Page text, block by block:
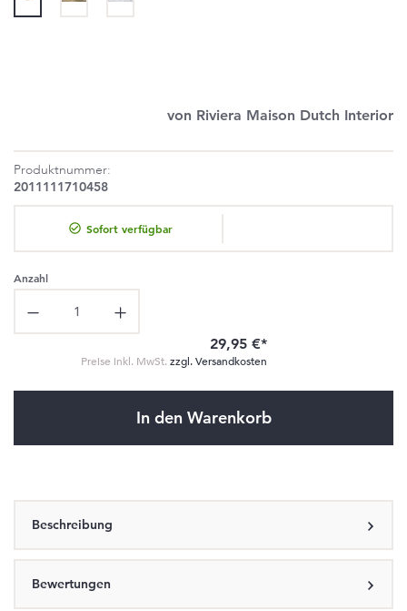
von Riviera Maison Dutch Interior
Produktnummer:
2011111710458
Sofort verfügbar
Anzahl
Produkt Anzahl: Gib den gewünschten Wert ein oder benutze die
29,95 €*
Preise inkl. MwSt. zzgl. Versandkosten
In den Warenkorb
Beschreibung
Bewertungen